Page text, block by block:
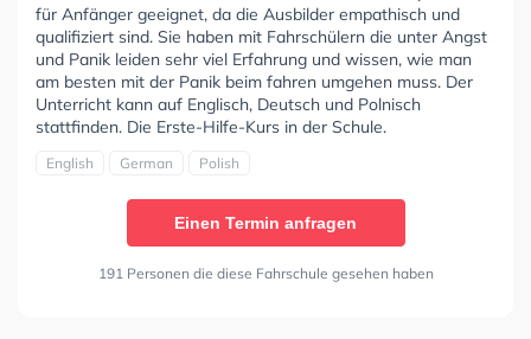
für Anfänger geeignet, da die Ausbilder empathisch und
qualifiziert sind. Sie haben mit Fahrschülern die unter Angst
und Panik leiden sehr viel Erfahrung und wissen, wie man
am besten mit der Panik beim fahren umgehen muss. Der
Unterricht kann auf Englisch, Deutsch und Polnisch
stattfinden. Die Erste-Hilfe-Kurs in der Schule.
English German Polish
Einen Termin anfragen
191 Personen die diese Fahrschule gesehen haben